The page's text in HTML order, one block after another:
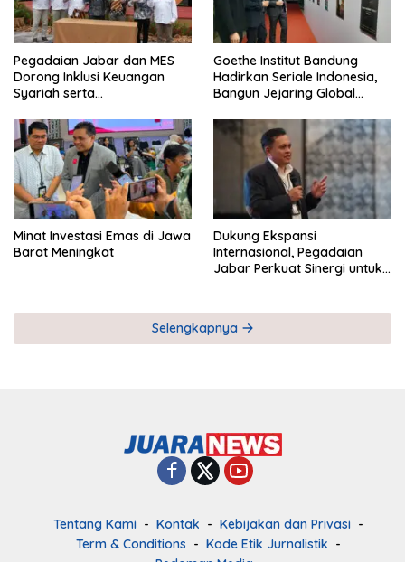
Pegadaian Jabar dan MES
Dorong Inklusi Keuangan
Syariah serta
Goethe Institut Bandung
Hadirkan Seriale Indonesia,
Bangun Jejaring Global
Minat Investasi Emas di Jawa
Barat Meningkat
Dukung Ekspansi
Internasional, Pegadaian
Jabar Perkuat Sinergi untuk
Selengkapnya
Tentang Kami Kontak
Kebijakan dan Privasi
Term & Conditions
Kode Etik Jurnalistik